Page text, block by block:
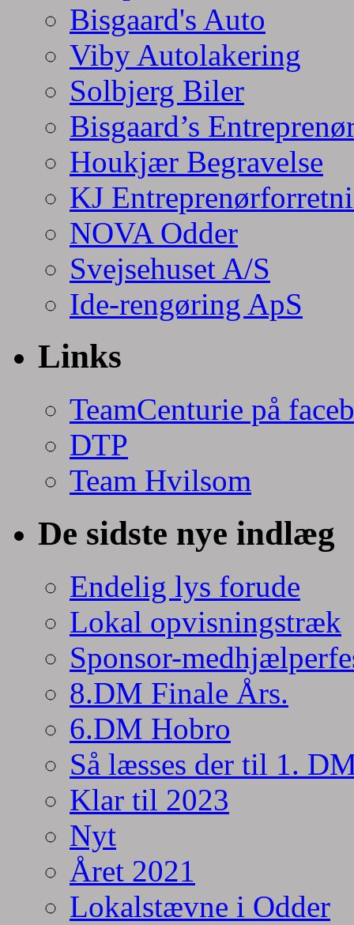
Bisgaard's Auto
Viby Autolakering
Solbjerg Biler
Bisgaard’s
Houkjær Begravelse
KJ
NOVA Odder
Svejsehuset A/S
Ide-rengøring ApS
Links
TeamCenturie på
DTP
Team Hvilsom
De sidste nye indlæg
Endelig lys forude
Lokal opvisningstræk
Sponsor-
8.DM Finale Års.
6.DM Hobro
Så læsses der til 1.
Klar til 2023
Nyt
Året 2021
Lokalstævne i Odder